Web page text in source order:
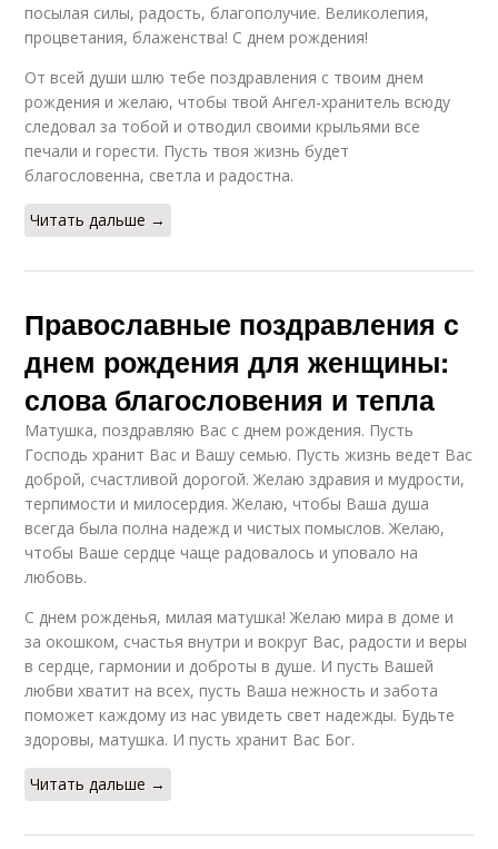
посылая силы, радость, благополучие. Великолепия,
процветания, блаженства! С днем рождения!
От всей души шлю тебе поздравления с твоим днем
рождения и желаю, чтобы твой Ангел-хранитель всюду
следовал за тобой и отводил своими крыльями все
печали и горести. Пусть твоя жизнь будет
благословенна, светла и радостна.
Читать дальше →
Православные поздравления с
днем рождения для женщины:
слова благословения и тепла
Матушка, поздравляю Вас с днем рождения. Пусть
Господь хранит Вас и Вашу семью. Пусть жизнь ведет Вас
доброй, счастливой дорогой. Желаю здравия и мудрости,
терпимости и милосердия. Желаю, чтобы Ваша душа
всегда была полна надежд и чистых помыслов. Желаю,
чтобы Ваше сердце чаще радовалось и уповало на
любовь.
С днем рожденья, милая матушка! Желаю мира в доме и
за окошком, счастья внутри и вокруг Вас, радости и веры
в сердце, гармонии и доброты в душе. И пусть Вашей
любви хватит на всех, пусть Ваша нежность и забота
поможет каждому из нас увидеть свет надежды. Будьте
здоровы, матушка. И пусть хранит Вас Бог.
Читать дальше →